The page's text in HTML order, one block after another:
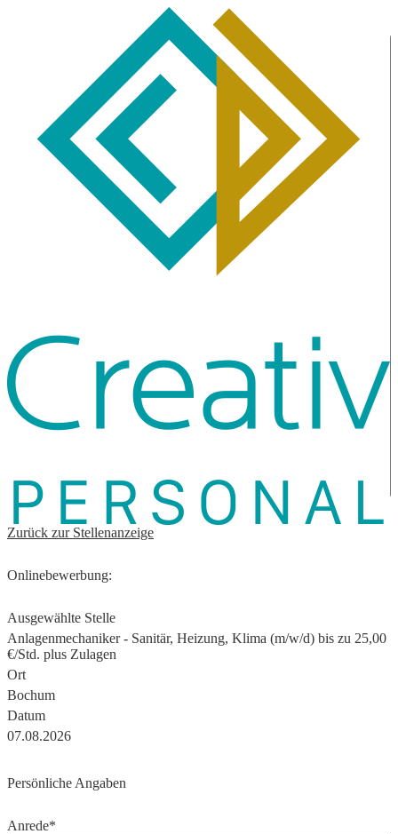
Zurück zur Stellenanzeige
Onlinebewerbung:
Ausgewählte Stelle
Anlagenmechaniker - Sanitär, Heizung, Klima (m/w/d) bis zu 25,00
€/Std. plus Zulagen
Ort
Bochum
Datum
07.08.2026
Persönliche Angaben
Anrede*